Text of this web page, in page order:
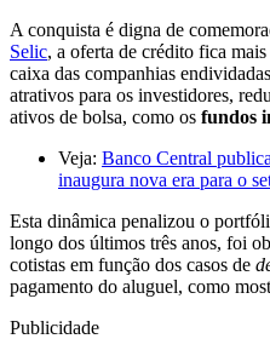
A conquista é digna de
Selic, a oferta de crédito fica
caixa das companhias
atrativos para os investidores,
ativos de bolsa, como os fundos
Veja: Banco Central
inaugura nova era para o
Esta dinâmica penalizou o
longo dos últimos três anos, foi
cotistas em função dos casos de
pagamento do aluguel, como
Publicidade